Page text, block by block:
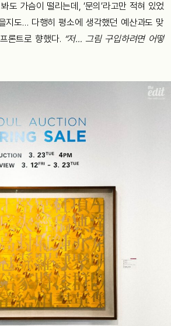
도 가슴이 떨리는데, ‘문의’라고만 적혀 있었
지도… 다행히 평소에 생각했던 예산과도 맞
론트로 향했다. “저… 그림 구입하려면 어떻